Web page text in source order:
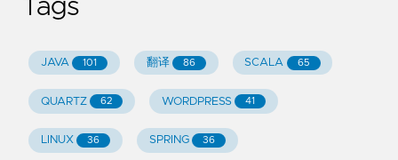
Tags
JAVA 101 翻译 86 SCALA 65
QUARTZ 62 WORDPRESS 41
LINUX 36 SPRING 36